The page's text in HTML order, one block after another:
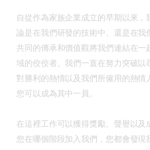
自從作為家族企業成立的早期以來，
論是在我們研發的技術中、還是在我
共同的傳承和價值觀將我們連結在一
域的佼佼者。我們一直在努力突破以
對勝利的熱情以及我們所僱用的熱情
您可以成為其中一員。
在這裡工作可以獲得獎勵、聲譽以及
您在哪個階段加入我們，您都會發現